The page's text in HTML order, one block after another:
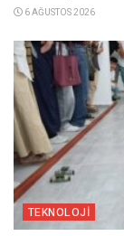
6 AĞUSTOS 2026
TEKNOLOJI